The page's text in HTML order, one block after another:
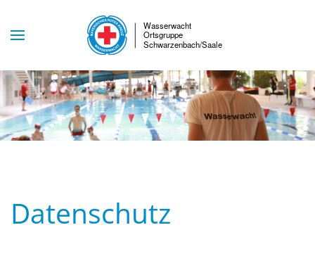
Skip to main content
Datenschutz